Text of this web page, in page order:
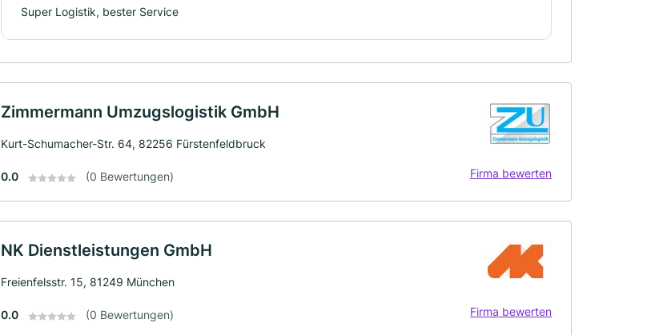
Super Logistik, bester Service
Zimmermann Umzugslogistik GmbH
Kurt-Schumacher-Str. 64, 82256 Fürstenfeldbruck
0.0 (0 Bewertungen) Firma bewerten
NK Dienstleistungen GmbH
Freienfelsstr. 15, 81249 München
0.0 (0 Bewertungen) Firma bewerten